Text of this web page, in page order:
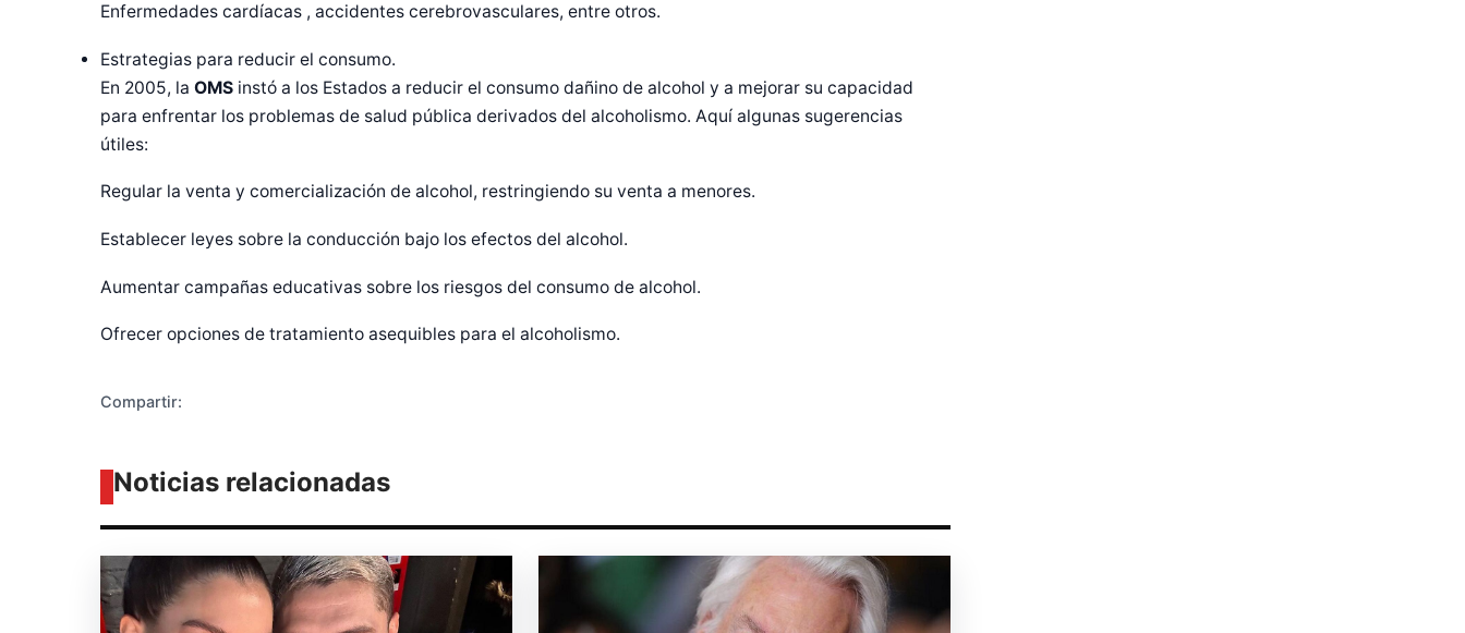
Enfermedades cardíacas , accidentes cerebrovasculares, entre otros.
Estrategias para reducir el consumo.
En 2005, la OMS instó a los Estados a reducir el consumo dañino de alcohol y a mejorar su capacidad
para enfrentar los problemas de salud pública derivados del alcoholismo. Aquí algunas sugerencias
útiles:
Regular la venta y comercialización de alcohol, restringiendo su venta a menores.
Establecer leyes sobre la conducción bajo los efectos del alcohol.
Aumentar campañas educativas sobre los riesgos del consumo de alcohol.
Ofrecer opciones de tratamiento asequibles para el alcoholismo.
Compartir:
Noticias relacionadas